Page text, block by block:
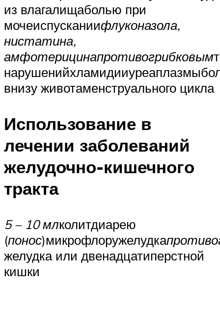
из влагалищаболью при
мочеиспусканиифлуконазола,
нистатина,
амфотерицинапротивогрибковым
внизу животаменструального цикла
Использование в
лечении заболеваний
желудочно-кишечного
тракта
5 – 10 млколитдиарею
(понос)микрофлоружелудка
желудка или двенадцатиперстной
кишки